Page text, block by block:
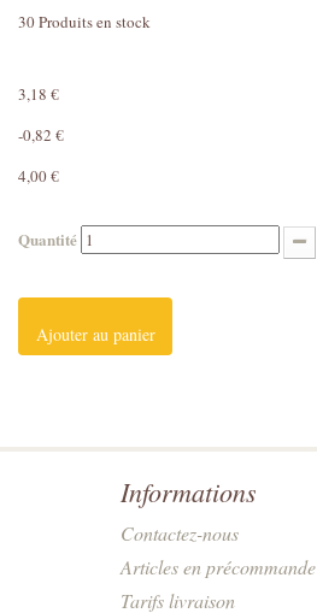
30Produits en stock
3,18 €
-0,82 €
4,00 €
Quantité
Ajouter au panier
Informations
Contactez-nous
Articles en précommande
Tarifs livraison